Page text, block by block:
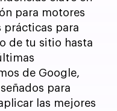
para motores
prácticas para
de tu sitio hasta
de Google,
para
las mejores